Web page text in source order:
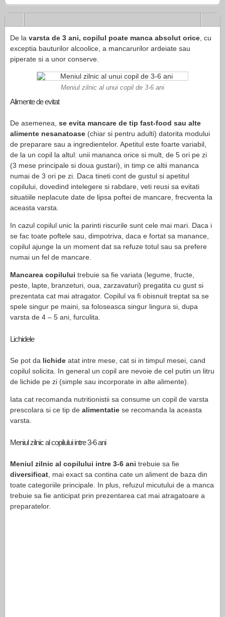
De la varsta de 3 ani, copilul poate manca absolut orice , cu
exceptia bauturilor alcoolice, a mancarurilor ardeiate sau
piperate si a unor conserve.
Meniul zilnic al unui copil de 3-6 ani
Alimente de evitat
De asemenea, se evita mancare de tip fast-food sau alte
alimente nesanatoase (chiar si pentru adulti) datorita modului
de preparare sau a ingredientelor. Apetitul este foarte variabil,
de la un copil la altul: unii mananca orice si mult, de 5 ori pe zi
(3 mese principale si doua gustari), in timp ce altii mananca
numai de 3 ori pe zi. Daca tineti cont de gustul si apetitul
copilului, dovedind intelegere si rabdare, veti reusi sa evitati
situatiile neplacute date de lipsa poftei de mancare, frecventa la
aceasta varsta.
In cazul copilul unic la parinti riscurile sunt cele mai mari. Daca i
se fac toate poftele sau, dimpotriva, daca e fortat sa manance,
copilul ajunge la un moment dat sa refuze totul sau sa prefere
numai un fel de mancare.
Mancarea copilului trebuie sa fie variata (legume, fructe,
peste, lapte, branzeturi, oua, zarzavaturi) pregatita cu gust si
prezentata cat mai atragator. Copilul va fi obisnuit treptat sa se
spele singur pe maini, sa foloseasca singur lingura si, dupa
varsta de 4 – 5 ani, furculita.
Lichidele
Se pot da lichide atat intre mese, cat si in timpul mesei, cand
copilul solicita. In general un copil are nevoie de cel putin un litru
de lichide pe zi (simple sau incorporate in alte alimente).
Iata cat recomanda nutritionistii sa consume un copil de varsta
prescolara si ce tip de alimentatie se recomanda la aceasta
varsta.
Meniul zilnic al copilului intre 3-6 ani
Meniul zilnic al copilului intre 3-6 ani trebuie sa fie
diversificat , mai exact sa contina cate un aliment de baza din
toate categoriile principale. In plus, refuzul micutului de a manca
trebuie sa fie anticipat prin prezentarea cat mai atragatoare a
preparatelor.